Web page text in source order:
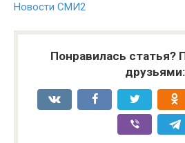
Новости СМИ2
Понравилась статья?
друзьями: